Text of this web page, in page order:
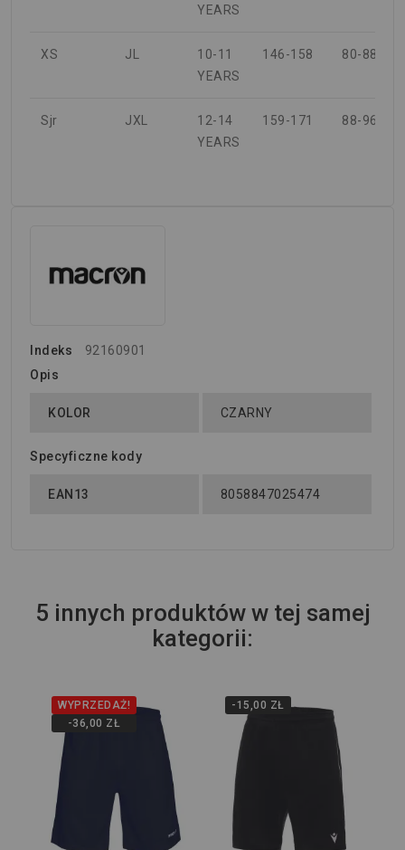
YEARS
XS JL
10-11
YEARS
146-158 80-88
Sjr JXL
12-14
YEARS
159-171 88-96
Indeks
92160901
Opis
KOLOR CZARNY
Specyficzne kody
EAN13 8058847025474
5 innych produktów w tej samej
kategorii:
WYPRZEDAŻ!
-36,00 ZŁ
-15,00 ZŁ